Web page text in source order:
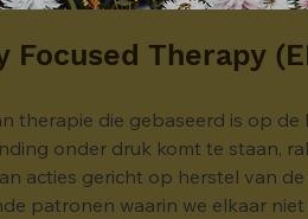
Focused Therapy
therapie die gebaseerd is op
onder druk komt te staan,
acties gericht op herstel van
patronen waarin we elkaar